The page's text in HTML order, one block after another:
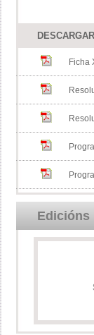
Ficha
Edicións